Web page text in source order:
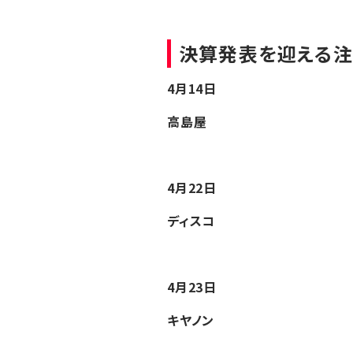
決算発表を迎える
4月14日
高島屋
4月22日
ディスコ
4月23日
キヤノン